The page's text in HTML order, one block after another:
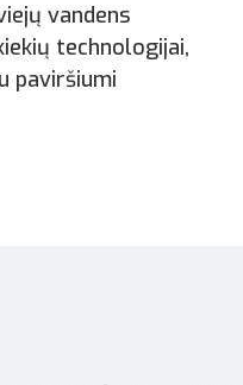
vandens
technologijai,
paviršiumi